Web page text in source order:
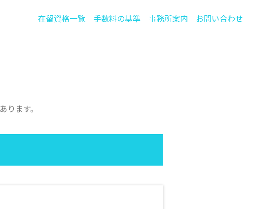
在留資格一覧 手数料の基準 事務所案内 お問い合わせ
あります。